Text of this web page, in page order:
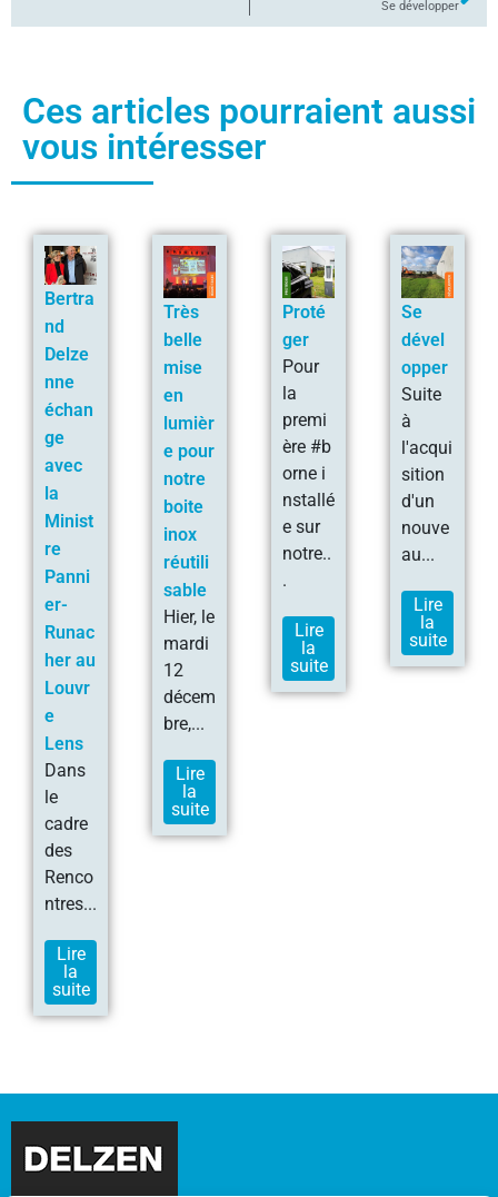
Se développer
Ces articles pourraient aussi
vous intéresser
Bertra
nd
Delze
nne
échan
ge
avec
la
Minist
re
Panni
er-
Runac
her au
Louvr
e
Lens
Dans
le
cadre
des
Renco
ntres...
Lire
la
suite
Très
belle
mise
en
lumièr
e pour
notre
boite
inox
réutili
sable
Hier, le
mardi
12
décem
bre,...
Lire
la
suite
Proté
ger
Pour
la
premi
ère #b
orne i
nstallé
e sur
notre..
.
Lire
la
suite
Se
dével
opper
Suite
à
l'acqui
sition
d'un
nouve
au...
Lire
la
suite